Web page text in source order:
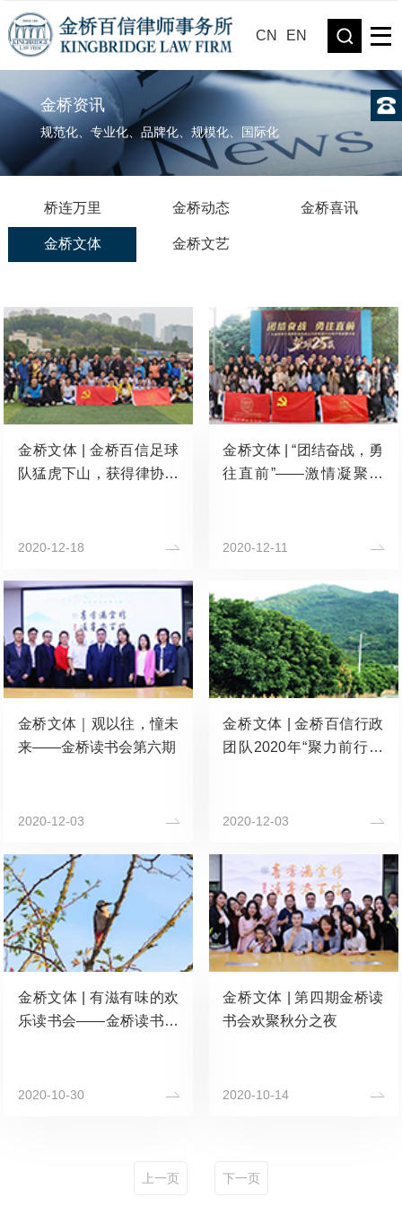
CN EN
金桥资讯
规范化、专业化、品牌化、规模化、国际化
桥连万里 金桥动态 金桥喜讯
金桥文体 金桥文艺
金桥文体 | 金桥百信足球
队猛虎下山，获得律协足
2020-12-18
金桥文体 | “团结奋战，勇
往直前”——激情凝聚力
2020-12-11
金桥文体｜观以往，憧未
来——金桥读书会第六期
2020-12-03
金桥文体 | 金桥百信行政
团队2020年“聚力前行，
2020-12-03
金桥文体 | 有滋有味的欢
乐读书会——金桥读书会
2020-10-30
金桥文体 | 第四期金桥读
书会欢聚秋分之夜
2020-10-14
上一页 下一页